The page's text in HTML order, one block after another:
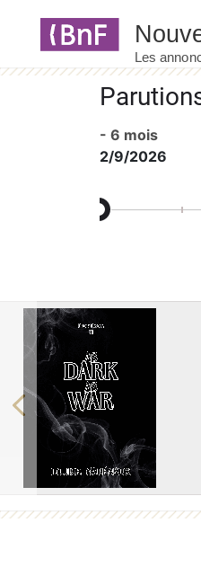
- 6 mois
2/9/2026
Previous